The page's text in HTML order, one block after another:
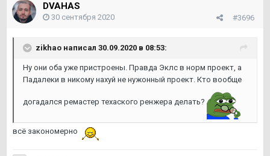
DVAHAS
#3696
30 сентября 2020
zikhao написал 30.09.2020 в 08:53:
Ну они оба уже пристроены. Правда Эклс в норм проект, а
Падалеки в никому нахуй не нужонный проект. Кто вообще
догадался ремастер техаского ренжера делать?
всё закономерно